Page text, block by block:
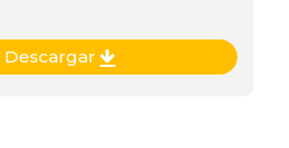
Descargar